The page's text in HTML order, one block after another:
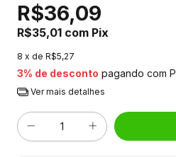
R$36,09
R$35,01 com Pix
8 x de R$5,27
3% de desconto pagando com
Ver mais detalhes